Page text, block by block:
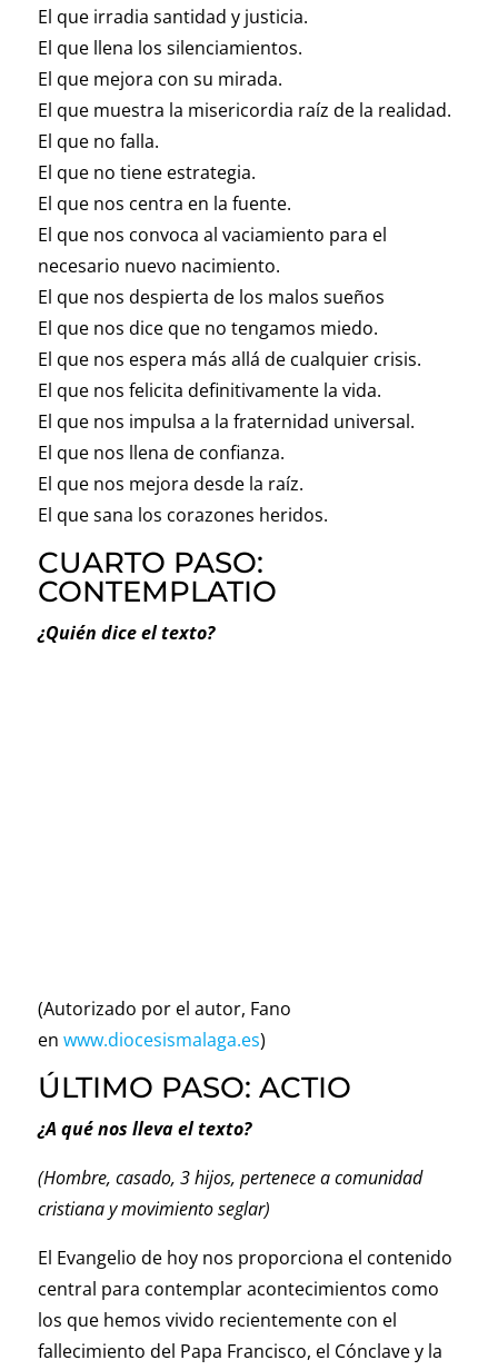
El que irradia santidad y justicia.
El que llena los silenciamientos.
El que mejora con su mirada.
El que muestra la misericordia raíz de la realidad.
El que no falla.
El que no tiene estrategia.
El que nos centra en la fuente.
El que nos convoca al vaciamiento para el
necesario nuevo nacimiento.
El que nos despierta de los malos sueños
El que nos dice que no tengamos miedo.
El que nos espera más allá de cualquier crisis.
El que nos felicita definitivamente la vida.
El que nos impulsa a la fraternidad universal.
El que nos llena de confianza.
El que nos mejora desde la raíz.
El que sana los corazones heridos.
CUARTO PASO:
CONTEMPLATIO
¿Quién dice el texto?
(Autorizado por el autor, Fano
en www.diocesismalaga.es)
ÚLTIMO PASO: ACTIO
¿A qué nos lleva el texto?
(Hombre, casado, 3 hijos, pertenece a comunidad
cristiana y movimiento seglar)
El Evangelio de hoy nos proporciona el contenido
central para contemplar acontecimientos como
los que hemos vivido recientemente con el
fallecimiento del Papa Francisco, el Cónclave y la